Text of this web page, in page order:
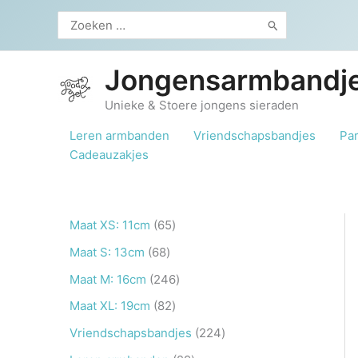
de
Zoeken
naar:
Unieke & Stoere jongens sieraden
Leren armbanden Vriendschapsbandjes
Cadeauzakjes
Maat XS: 11cm 656
p
d
Maat S: 13cm 686
8
p
Maat M: 16cm 2462
6
Maat XL: 19cm 828
2
p
Vriendschapsbandjes 2242